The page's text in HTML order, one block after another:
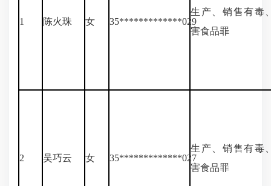
1 陈火珠 女 35*************029
生产、销售有毒
害食品罪
2 吴巧云 女 35*************027
生产、销售有毒
害食品罪